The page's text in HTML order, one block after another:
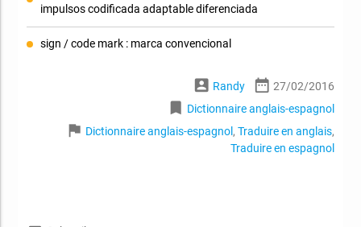
impulsos codificada adaptable diferenciada
sign / code mark : marca convencional
account_box Randy date_range 27/02/2016
bookmark Dictionnaire anglais-espagnol
flag Dictionnaire anglais-espagnol ,Traduire en anglais,
Traduire en espagnol